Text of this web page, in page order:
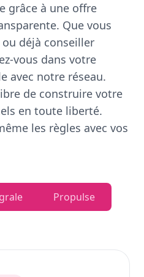
grâce à une offre
Que vous
déjà conseiller
vous dans votre
avec notre réseau.
de construire votre
en toute liberté.
les règles avec vos
Propulse